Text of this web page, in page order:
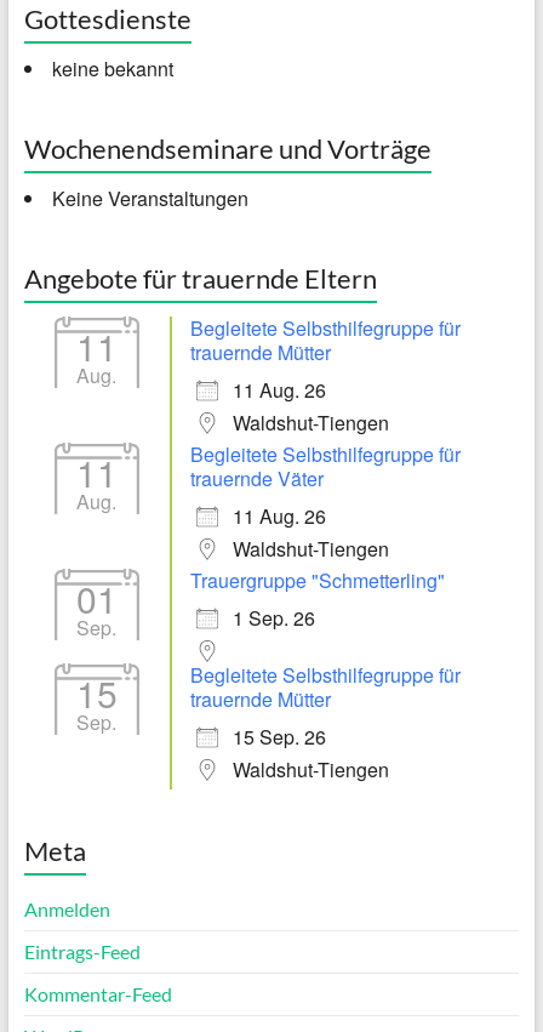
Gottesdienste
keine bekannt
Wochenendseminare und Vorträge
Keine Veranstaltungen
Angebote für trauernde Eltern
11
Aug.
Begleitete Selbsthilfegruppe für
trauernde Mütter
11 Aug. 26
Waldshut-Tiengen
11
Aug.
Begleitete Selbsthilfegruppe für
trauernde Väter
11 Aug. 26
Waldshut-Tiengen
01
Sep.
Trauergruppe "Schmetterling"
1 Sep. 26
15
Sep.
Begleitete Selbsthilfegruppe für
trauernde Mütter
15 Sep. 26
Waldshut-Tiengen
Meta
Anmelden
Eintrags-Feed
Kommentar-Feed